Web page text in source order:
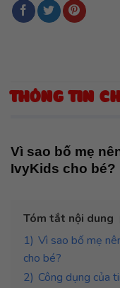
THÔNG TIN
Vì sao bố mẹ
IvyKids cho bé?
Tóm tắt nội dung
1) Vì sao bố mẹ
cho bé?
2) Công dụng của